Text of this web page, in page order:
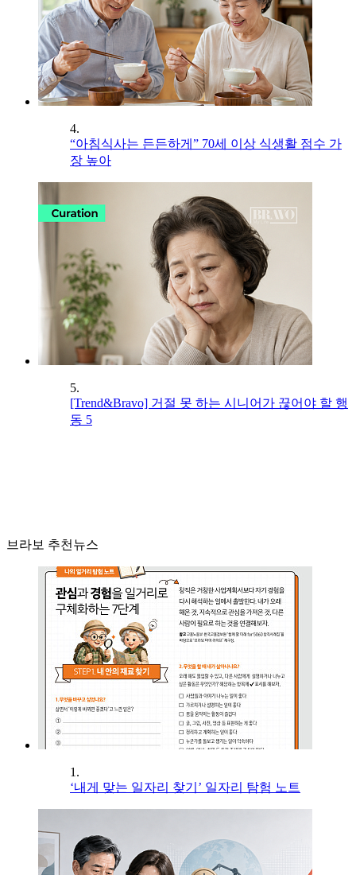
4.
“아침식사는 든든하게” 70세 이상 식생활 점수 가
장 높아
5.
[Trend&Bravo] 거절 못 하는 시니어가 끊어야 할 행
동 5
브라보 추천뉴스
1.
‘내게 맞는 일자리 찾기’ 일자리 탐험 노트